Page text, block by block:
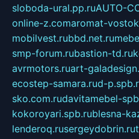
sloboda-ural.pp.ruAUTO-
online-z.comaromat-
mobilvest.rubbd.net.ru
smp-forum.rubastion-td.ru
avrmotors.ruart-
ecostep-samara.rud-
sko.com.rudavitamebel-
kokoroyari.spb.rublesna-
lenderoq.rusergeydobrin.ru